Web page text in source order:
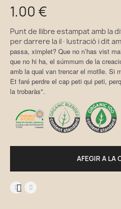
1,00 €
Punt de llibre estampat amb la
per darrere la il·lustració i dit
passa, ximplet? Que no n’has vist
que no hi ha, el súmmum de la
amb la qual van trencar el motlle. Si
Et faré perdre el cap peti qui peti,
la trobaràs".
AFEGIR A LA